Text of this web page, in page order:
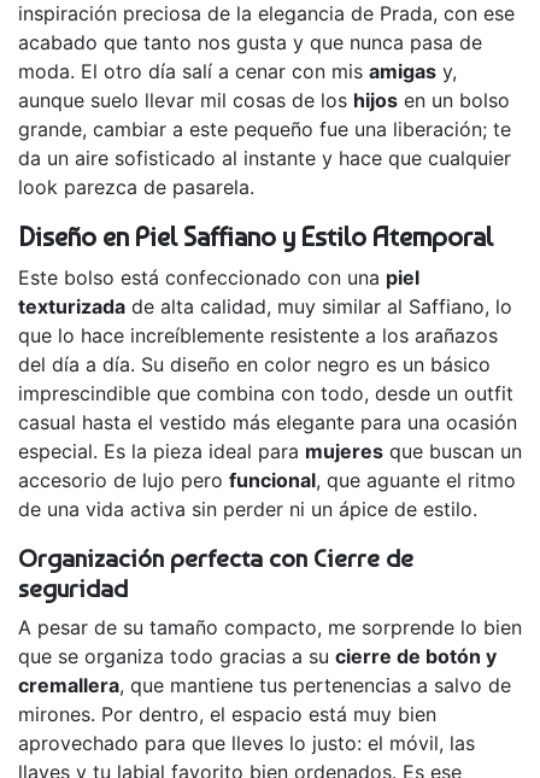
inspiración preciosa de la elegancia de Prada, con ese
acabado que tanto nos gusta y que nunca pasa de
moda. El otro día salí a cenar con mis amigas y,
aunque suelo llevar mil cosas de los hijos en un bolso
grande, cambiar a este pequeño fue una liberación; te
da un aire sofisticado al instante y hace que cualquier
look parezca de pasarela.
Diseño en Piel Saffiano y Estilo Atemporal
Este bolso está confeccionado con una piel
texturizada de alta calidad, muy similar al Saffiano, lo
que lo hace increíblemente resistente a los arañazos
del día a día. Su diseño en color negro es un básico
imprescindible que combina con todo, desde un outfit
casual hasta el vestido más elegante para una ocasión
especial. Es la pieza ideal para mujeres que buscan un
accesorio de lujo pero funcional, que aguante el ritmo
de una vida activa sin perder ni un ápice de estilo.
Organización perfecta con Cierre de
seguridad
A pesar de su tamaño compacto, me sorprende lo bien
que se organiza todo gracias a su cierre de botón y
cremallera, que mantiene tus pertenencias a salvo de
mirones. Por dentro, el espacio está muy bien
aprovechado para que lleves lo justo: el móvil, las
llaves y tu labial favorito bien ordenados. Es ese